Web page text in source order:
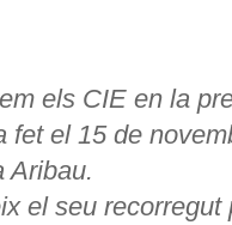
els CIE en la
fet el 15 de
Aribau.
el seu